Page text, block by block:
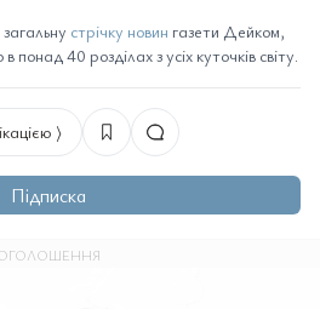
стрічку новин газети Дейком,
понад 40 розділах з усіх куточків світу.
⟩
Підписка